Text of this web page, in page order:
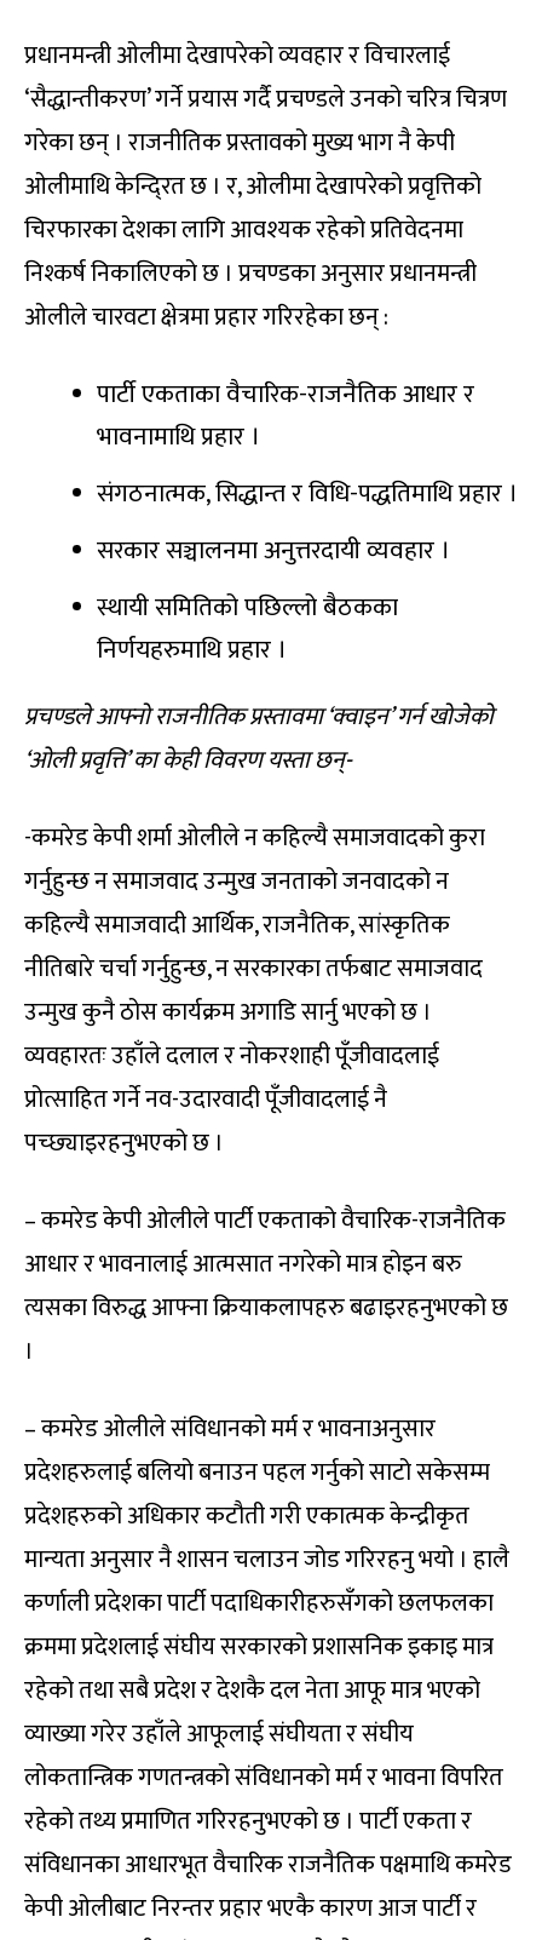
प्रधानमन्त्री ओलीमा देखापरेको व्यवहार र विचारलाई
‘सैद्धान्तीकरण’ गर्ने प्रयास गर्दै प्रचण्डले उनको चरित्र चित्रण
गरेका छन् । राजनीतिक प्रस्तावको मुख्य भाग नै केपी
ओलीमाथि केन्दि्रत छ । र, ओलीमा देखापरेको प्रवृत्तिको
चिरफारका देशका लागि आवश्यक रहेको प्रतिवेदनमा
निश्कर्ष निकालिएको छ । प्रचण्डका अनुसार प्रधानमन्त्री
ओलीले चारवटा क्षेत्रमा प्रहार गरिरहेका छन् :
पार्टी एकताका वैचारिक-राजनैतिक आधार र
भावनामाथि प्रहार ।
संगठनात्मक, सिद्धान्त र विधि-पद्धतिमाथि प्रहार ।
सरकार सञ्चालनमा अनुत्तरदायी व्यवहार ।
स्थायी समितिको पछिल्लो बैठकका
निर्णयहरुमाथि प्रहार ।
प्रचण्डले आफ्नो राजनीतिक प्रस्तावमा ‘क्वाइन’ गर्न खोजेको
‘ओली प्रवृत्ति’ का केही विवरण यस्ता छन्-
-कमरेड केपी शर्मा ओलीले न कहिल्यै समाजवादको कुरा
गर्नुहुन्छ न समाजवाद उन्मुख जनताको जनवादको न
कहिल्यै समाजवादी आर्थिक, राजनैतिक, सांस्कृतिक
नीतिबारे चर्चा गर्नुहुन्छ, न सरकारका तर्फबाट समाजवाद
उन्मुख कुनै ठोस कार्यक्रम अगाडि सार्नु भएको छ ।
व्यवहारतः उहाँले दलाल र नोकरशाही पूँजीवादलाई
प्रोत्साहित गर्ने नव-उदारवादी पूँजीवादलाई नै
पच्छ्याइरहनुभएको छ ।
– कमरेड केपी ओलीले पार्टी एकताको वैचारिक-राजनैतिक
आधार र भावनालाई आत्मसात नगरेको मात्र होइन बरु
त्यसका विरुद्ध आफ्ना क्रियाकलापहरु बढाइरहनुभएको छ
।
– कमरेड ओलीले संविधानको मर्म र भावनाअनुसार
प्रदेशहरुलाई बलियो बनाउन पहल गर्नुको साटो सकेसम्म
प्रदेशहरुको अधिकार कटौती गरी एकात्मक केन्द्रीकृत
मान्यता अनुसार नै शासन चलाउन जोड गरिरहनु भयो । हालै
कर्णाली प्रदेशका पार्टी पदाधिकारीहरुसँगको छलफलका
क्रममा प्रदेशलाई संघीय सरकारको प्रशासनिक इकाइ मात्र
रहेको तथा सबै प्रदेश र देशकै दल नेता आफू मात्र भएको
व्याख्या गरेर उहाँले आफूलाई संघीयता र संघीय
लोकतान्त्रिक गणतन्त्रको संविधानको मर्म र भावना विपरित
रहेको तथ्य प्रमाणित गरिरहनुभएको छ । पार्टी एकता र
संविधानका आधारभूत वैचारिक राजनैतिक पक्षमाथि कमरेड
केपी ओलीबाट निरन्तर प्रहार भएकै कारण आज पार्टी र